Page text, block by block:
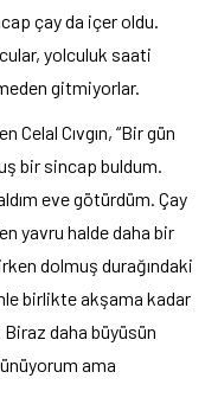
çay da içer oldu.
yolculuk saati
gitmiyorlar.
Cıvgın, “Bir gün
bir sincap buldum.
eve götürdüm. Çay
yavru halde daha bir
dolmuş durağındaki
birlikte akşama kadar
daha büyüsün
ama